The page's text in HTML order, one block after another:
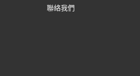
聯絡我們